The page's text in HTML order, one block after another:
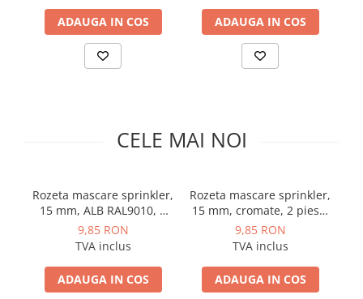
Solutii de curatare si tratare
Schimbatoare de caldura
Pompe de caldura
Incalzitoare pe motorina / gaz
Distribuitoare si butelii de
egalizare
Pompe de circulatie si accesorii
Vase de expansiune termice
Detectoare si regulatoare de gaz si
ADAUGA IN COS ADAUGA IN COS
CELE MAI NOI
Rozeta mascare sprinkler,
15 mm, ALB RAL9010, 2
piese, Rapidrop
9,85 RON
TVA inclus
ADAUGA IN COS
Rozeta mascare sprinkler,
15 mm, cromate, 2 piese,
Rapidrop
9,85 RON
TVA inclus
ADAUGA IN COS